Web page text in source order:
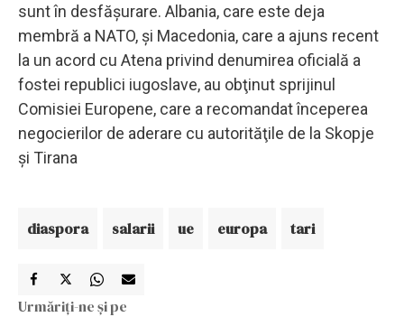
sunt în desfăşurare. Albania, care este deja
membră a NATO, şi Macedonia, care a ajuns recent
la un acord cu Atena privind denumirea oficială a
fostei republici iugoslave, au obţinut sprijinul
Comisiei Europene, care a recomandat începerea
negocierilor de aderare cu autorităţile de la Skopje
şi Tirana
diaspora salarii ue europa tari
Urmăriți-ne și pe